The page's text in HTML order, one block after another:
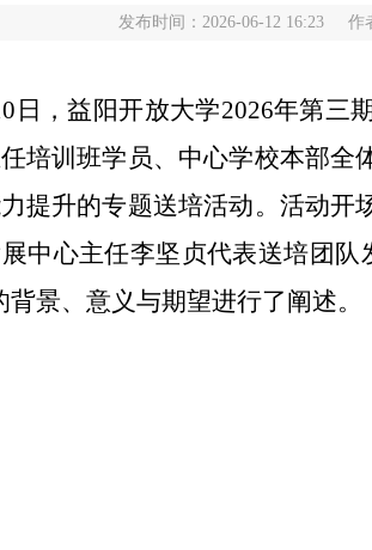
发布时间：2026-06-12 16:23 作
日，益阳开放大学2026年第三
培训班学员、中心学校本部全
提升的专题送培活动。活动开
中心主任李坚贞代表送培团
背景、意义与期望进行了阐述。